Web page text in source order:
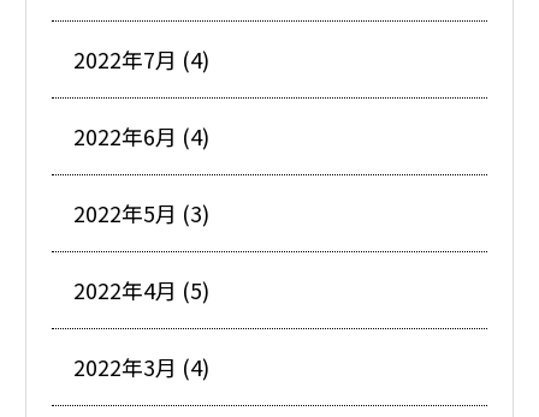
2022年7月 (4)
2022年6月 (4)
2022年5月 (3)
2022年4月 (5)
2022年3月 (4)